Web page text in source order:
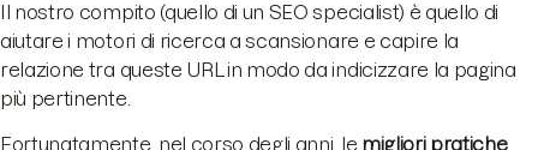
Il nostro compito (quello di un SEO specialist) è quello di
aiutare i motori di ricerca a scansionare e capire la
relazione tra queste URL in modo da indicizzare la pagina
più pertinente.
Fortunatamente, nel corso degli anni, le migliori pratiche